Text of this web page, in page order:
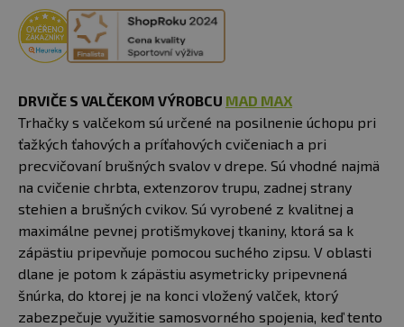
DRVIČE S VALČEKOM VÝROBCU MAD MAX
Trhačky s valčekom sú určené na posilnenie úchopu pri
ťažkých ťahových a príťahových cvičeniach a pri
precvičovaní brušných svalov v drepe. Sú vhodné najmä
na cvičenie chrbta, extenzorov trupu, zadnej strany
stehien a brušných cvikov. Sú vyrobené z kvalitnej a
maximálne pevnej protišmykovej tkaniny, ktorá sa k
zápästiu pripevňuje pomocou suchého zipsu. V oblasti
dlane je potom k zápästiu asymetricky pripevnená
šnúrka, do ktorej je na konci vložený valček, ktorý
zabezpečuje využitie samosvorného spojenia, keď tento